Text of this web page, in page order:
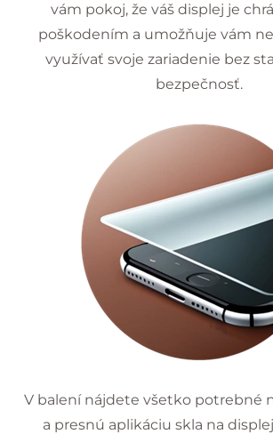
vám pokoj, že váš displej je
poškodením a umožňuje vám
využívať svoje zariadenie bez
bezpečnosť.
V balení nájdete všetko potrebné
a presnú aplikáciu skla na